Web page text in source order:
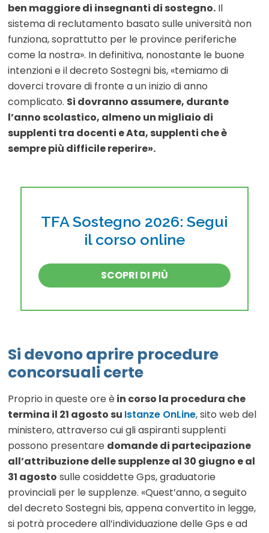
ben maggiore di insegnanti di sostegno. Il
sistema di reclutamento basato sulle università non
funziona, soprattutto per le province periferiche
come la nostra». In definitiva, nonostante le buone
intenzioni e il decreto Sostegni bis, «temiamo di
doverci trovare di fronte a un inizio di anno
complicato. Si dovranno assumere, durante
l’anno scolastico, almeno un migliaio di
supplenti tra docenti e Ata, supplenti che è
sempre più difficile reperire».
TFA Sostegno 2026: Segui
il corso online
SCOPRI DI PIÙ
Si devono aprire procedure
concorsuali certe
Proprio in queste ore èin corso la procedura che
termina il 21 agosto su Istanze OnLine, sito web del
ministero, attraverso cui gli aspiranti supplenti
possono presentare domande di partecipazione
all’attribuzione delle supplenze al 30 giugno e al
31 agosto sulle cosiddette Gps, graduatorie
provinciali per le supplenze. «Quest’anno, a seguito
del decreto Sostegni bis, appena convertito in legge,
si potrà procedere all’individuazione delle Gps e ad